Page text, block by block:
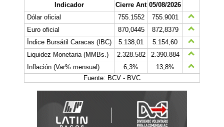
Indicador Cierre Ant 05/08/2026
Dólar oficial
755.1552
755.9001
Euro oficial
870,0445
872,8379
Índice Bursátil Caracas (IBC)
5.138,01
5.154,60
Liquidez Monetaria (MMBs.)
2.328.582
2.390.884
Inflación (Var% mensual)
6,3%
13,8%
Fuente: BCV - BVC